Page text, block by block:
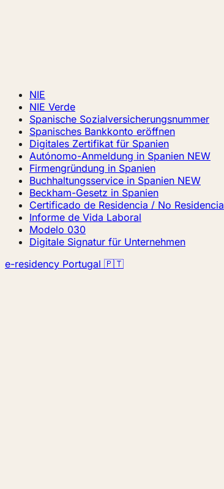
NIE
NIE Verde
Spanische Sozialversicherungsnummer
Spanisches Bankkonto eröffnen
Digitales Zertifikat für Spanien
Autónomo-Anmeldung in Spanien NEW
Firmengründung in Spanien
Buchhaltungsservice in Spanien NEW
Beckham-Gesetz in Spanien
Certificado de Residencia / No Residencia
Informe de Vida Laboral
Modelo 030
Digitale Signatur für Unternehmen
e-residency Portugal 🇵🇹